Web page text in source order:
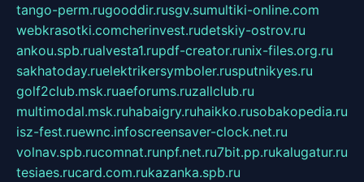
tango-perm.rugooddir.rusgv.sumultiki-online.com
webkrasotki.comcherinvest.rudetskiy-ostrov.ru
ankou.spb.rualvesta1.rupdf-creator.runix-files.org.ru
sakhatoday.ruelektrikersymboler.rusputnikyes.ru
golf2club.msk.ruaeforums.ruzallclub.ru
multimodal.msk.ruhabaigry.ruhaikko.rusobakopedia.ru
isz-fest.ruewnc.infoscreensaver-clock.net.ru
volnav.spb.rucomnat.runpf.net.ru7bit.pp.rukalugatur.ru
tesiaes.rucard.com.rukazanka.spb.ru